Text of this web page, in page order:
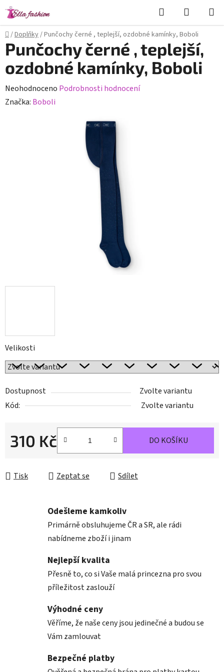
Přejít
na
obsah
Hledat
KOŠÍK
Domů
/Doplňky/Punčochy černé , teplejší, ozdobné kamínky, Boboli
Velikosti
Dostupnost
Zvolte variantu
Kód:
Zvolte variantu
310 Kč DO KOŠÍKU
Tisk Zeptat se Sdílet
Punčochy černé , teplejší,
ozdobné kamínky, Boboli
Průměrné
hodnocení
Neohodnoceno Podrobnosti hodnocení
Značka: Boboli
Odešleme kamkoliv
Primárně obsluhujeme ČR a SR, ale rádi
nabídneme zboží i jinam
Nejlepší kvalita
Přesně to, co si Vaše malá princezna pro svou
příležitost zaslouží
Výhodné ceny
Věříme, že naše ceny jsou jedinečné a budou se
Vám zamlouvat
Bezpečné platby